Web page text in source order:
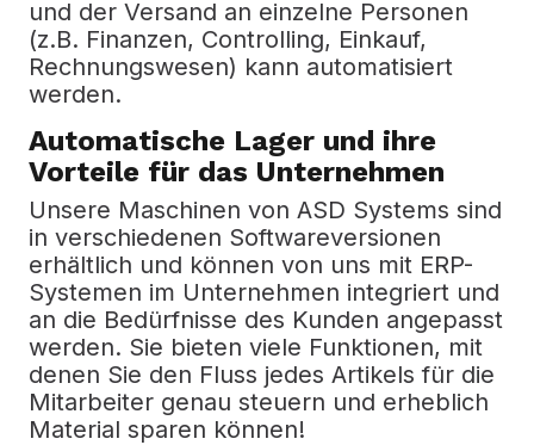
und der Versand an einzelne Personen
(z.B. Finanzen, Controlling, Einkauf,
Rechnungswesen) kann automatisiert
werden.
Automatische Lager und ihre
Vorteile für das Unternehmen
Unsere Maschinen von ASD Systems sind
in verschiedenen Softwareversionen
erhältlich und können von uns mit ERP-
Systemen im Unternehmen integriert und
an die Bedürfnisse des Kunden angepasst
werden. Sie bieten viele Funktionen, mit
denen Sie den Fluss jedes Artikels für die
Mitarbeiter genau steuern und erheblich
Material sparen können!